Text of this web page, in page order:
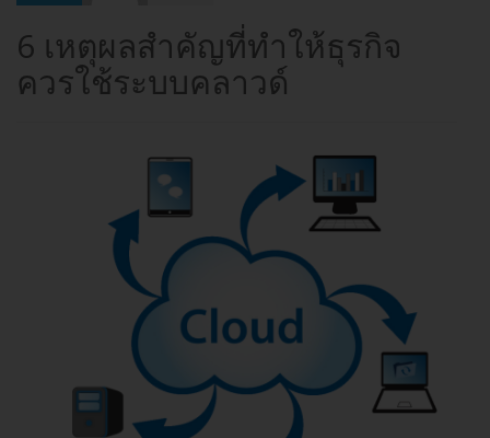
6 เหตุผลสำคัญที่ทำให้ธุรกิจ
ควรใช้ระบบคลาวด์